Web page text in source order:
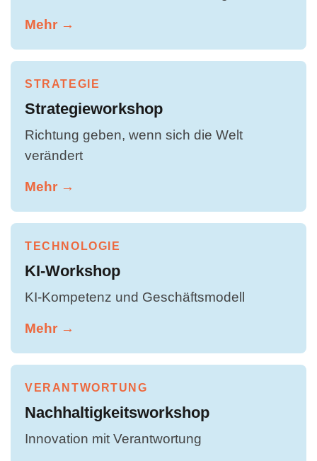
Mehr →
STRATEGIE
Strategieworkshop
Richtung geben, wenn sich die Welt
verändert
Mehr →
TECHNOLOGIE
KI-Workshop
KI-Kompetenz und Geschäftsmodell
Mehr →
VERANTWORTUNG
Nachhaltigkeitsworkshop
Innovation mit Verantwortung